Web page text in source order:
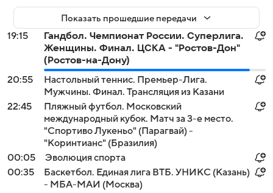
Показать прошедшие передачи
19:15
Гандбол. Чемпионат России. Суперлига.
Женщины. Финал. ЦСКА - "Ростов-Дон"
(Ростов-на-Дону)
20:55
Настольный теннис. Премьер-Лига.
Мужчины. Финал. Трансляция из Казани
22:45
Пляжный футбол. Московский
международный кубок. Матч за 3-е место.
"Спортиво Лукеньо" (Парагвай) -
"Коринтианс" (Бразилия)
00:05
Эволюция спорта
00:35
Баскетбол. Единая лига ВТБ. УНИКС (Казань)
- МБА-МАИ (Москва)